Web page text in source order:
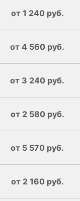
от 1 240 руб.
от 4 560 руб.
от 3 240 руб.
от 2 580 руб.
от 5 570 руб.
от 2 160 руб.